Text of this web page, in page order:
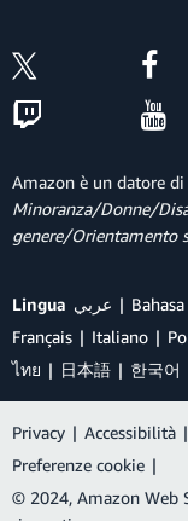
Amazon è un datore
Minoranza/Donne/
genere/Orientamento
Lingua عربي
Français
Italiano
ไทย
日本語 한국어
Privacy | Accessibilità |
Preferenze cookie |
© 2024, Amazon Web